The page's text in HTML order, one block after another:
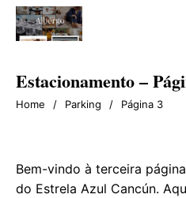
Estacionamento –
Home / Parking / Página 3
Bem-vindo à terceira
do Estrela Azul Cancún.